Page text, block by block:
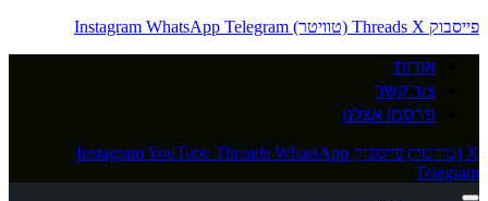
פייסבוק
Threads X (טוויטר) Instagram WhatsApp Telegram
אודות
צור קשר
פרסמו אצלנו
X (טוויטר) פייסבוק InstagramYouTube Threads WhatsApp
Telegram